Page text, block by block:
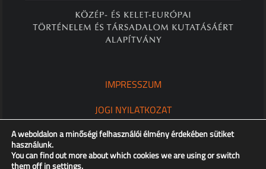
IMPRESSZUM
JOGI NYILATKOZAT
ADATKEZELÉSI TÁJÉKOZTATÓ
A weboldalon a minőségi felhasználói élmény érdekében sütiket
használunk.
You can find out more about which cookies we are using or switch
them off insettings.